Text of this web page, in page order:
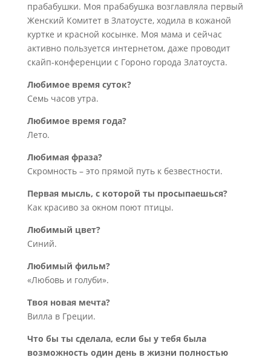
прабабушки. Моя прабабушка возглавляла первый
Женский Комитет в Златоусте, ходила в кожаной
куртке и красной косынке. Моя мама и сейчас
активно пользуется интернетом, даже проводит
скайп-конференции с Гороно города Златоуста.
Любимое время суток?
Семь часов утра.
Любимое время года?
Лето.
Любимая фраза?
Скромность – это прямой путь к безвестности.
Первая мысль, с которой ты просыпаешься?
Как красиво за окном поют птицы.
Любимый цвет?
Синий.
Любимый фильм?
«Любовь и голуби».
Твоя новая мечта?
Вилла в Греции.
Что бы ты сделала, если бы у тебя была
возможность один день в жизни полностью